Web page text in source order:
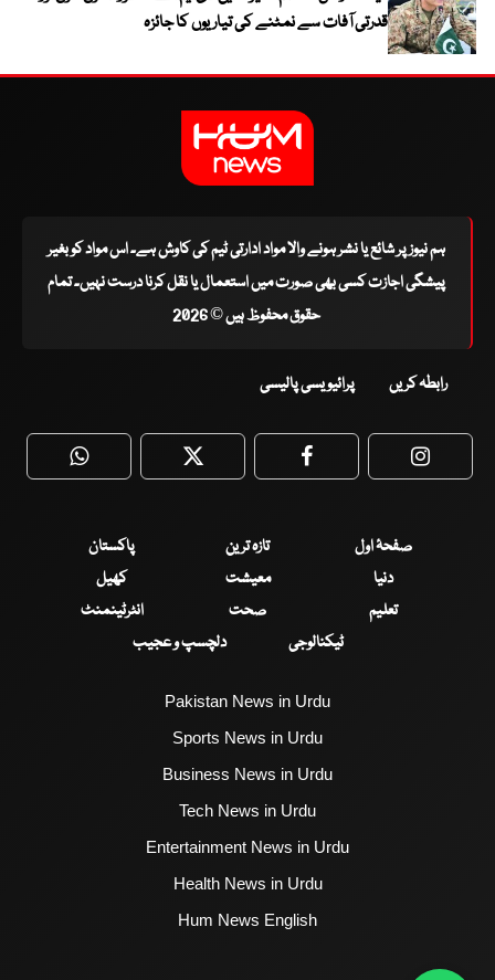
قدرتی آفات سے نمٹنے کی تیاریوں کا جائزہ
ہم نیوز پر شائع یا نشر ہونے والا مواد ادارتی ٹیم کی کاوش ہے۔ اس مواد کو بغیر
پیشگی اجازت کسی بھی صورت میں استعمال یا نقل کرنا درست نہیں۔ تمام
حقوق محفوظ ہیں © 2026
رابطہ کریں پرائیویسی پالیسی
WhatsApp Twitter Facebook
صفحۂ اول تازہ ترین
پاکستان
دنیا
معیشت
کھیل
تعلیم
صحت
انٹرٹینمنٹ
ٹیکنالوجی
دلچسپ و عجیب
Pakistan News in Urdu
Sports News in Urdu
Business News in Urdu
Tech News in Urdu
Entertainment News in Urdu
Health News in Urdu
Hum News English